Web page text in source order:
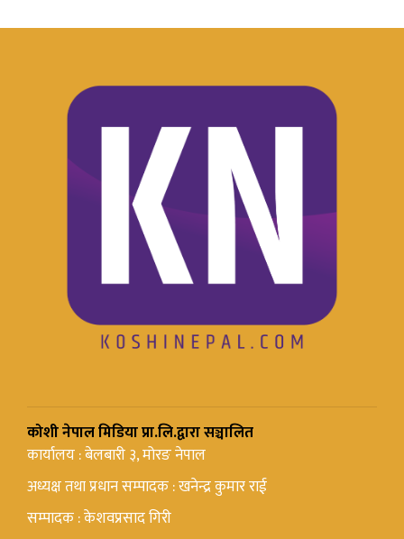
कोशी नेपाल मिडिया प्रा.लि.द्वारा सञ्चालित
कार्यालय : बेलबारी ३, मोरङ नेपाल
अध्यक्ष तथा प्रधान सम्पादक : खनेन्द्र कुमार राई
सम्पादक : केशवप्रसाद गिरी